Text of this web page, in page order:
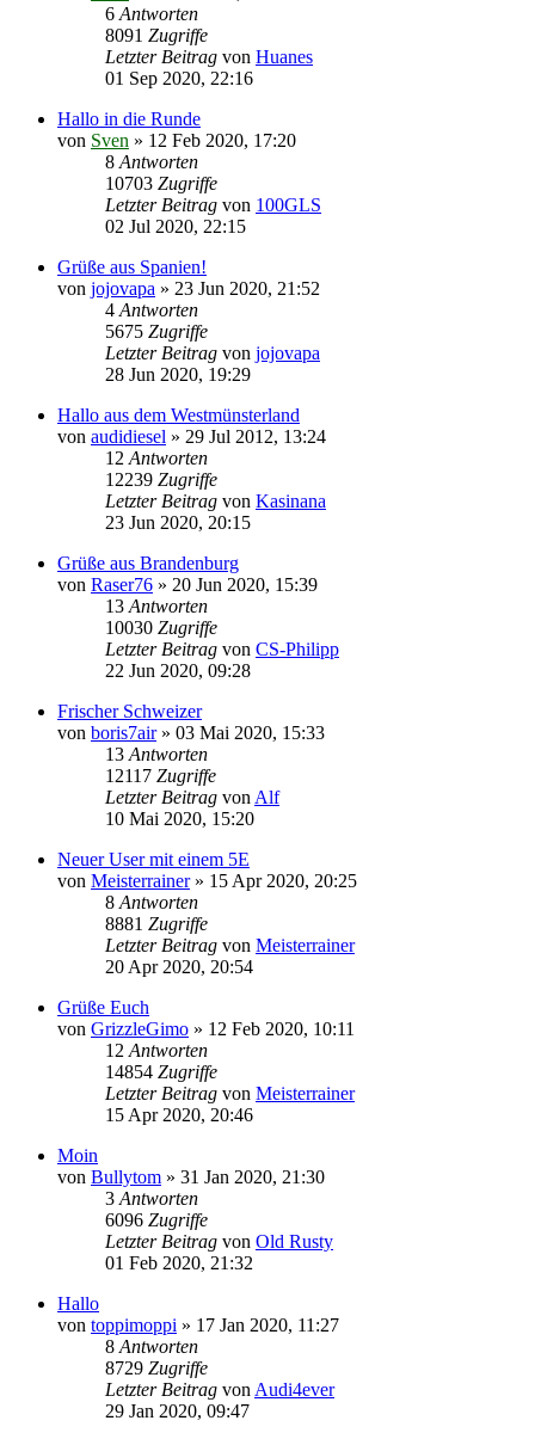
6 Antworten
8091 Zugriffe
Letzter Beitrag von Huanes
01 Sep 2020, 22:16
Hallo in die Runde
von Sven » 12 Feb 2020, 17:20
8 Antworten
10703 Zugriffe
Letzter Beitrag von 100GLS
02 Jul 2020, 22:15
Grüße aus Spanien!
von jojovapa » 23 Jun 2020, 21:52
4 Antworten
5675 Zugriffe
Letzter Beitrag von jojovapa
28 Jun 2020, 19:29
Hallo aus dem Westmünsterland
von audidiesel » 29 Jul 2012, 13:24
12 Antworten
12239 Zugriffe
Letzter Beitrag von Kasinana
23 Jun 2020, 20:15
Grüße aus Brandenburg
von Raser76 » 20 Jun 2020, 15:39
13 Antworten
10030 Zugriffe
Letzter Beitrag von CS-Philipp
22 Jun 2020, 09:28
Frischer Schweizer
von boris7air» 03 Mai 2020, 15:33
13 Antworten
12117 Zugriffe
Letzter Beitrag von Alf
10 Mai 2020, 15:20
Neuer User mit einem 5E
von Meisterrainer» 15 Apr 2020, 20:25
8 Antworten
8881 Zugriffe
Letzter Beitrag von Meisterrainer
20 Apr 2020, 20:54
Grüße Euch
von GrizzleGimo » 12 Feb 2020, 10:11
12 Antworten
14854 Zugriffe
Letzter Beitrag von Meisterrainer
15 Apr 2020, 20:46
Moin
von Bullytom » 31 Jan 2020, 21:30
3 Antworten
6096 Zugriffe
Letzter Beitrag von Old Rusty
01 Feb 2020, 21:32
Hallo
von toppimoppi » 17 Jan 2020, 11:27
8 Antworten
8729 Zugriffe
Letzter Beitrag von Audi4ever
29 Jan 2020, 09:47